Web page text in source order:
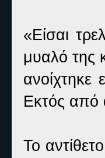
«Είσαι
μυαλό της
Εκτός από
Το